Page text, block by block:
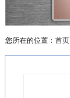
您所在的位置： 首页